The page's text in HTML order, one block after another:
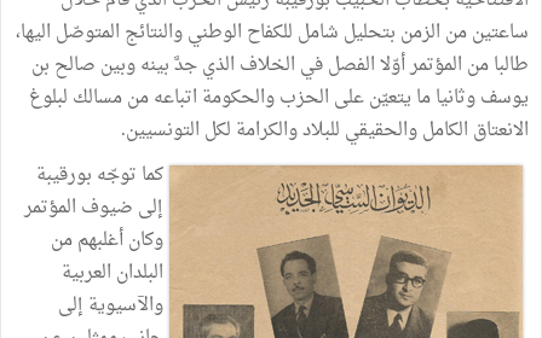
ساعتينمن الزمن بتحليل شامل للكفاح الوطنيوالنتائج المتوصّل اليها،
طالبامن المؤتمرأوّلاالفصلفي الخلاف الذيجدَّبينهوبين صالح بن
يوسفوثانياما يتعيّنعلى الحزبوالحكومة اتباعهمنمسالك لبلوغ
الانعتاق الكاملوالحقيقي للبلادوالكرامة لكل التونسيين.
كما توجّه بورقيبة
إلى ضيوف المؤتمر
وكانأغلبهممن
البلدان العربية
والآسيوية إلى